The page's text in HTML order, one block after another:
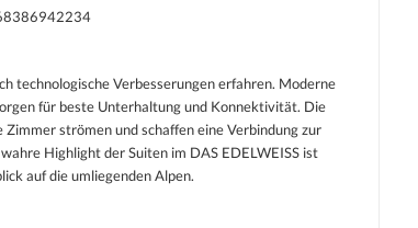
technologische Verbesserungen erfahren. Moderne
für beste Unterhaltung und Konnektivität. Die
strömen und schaffen eine Verbindung zur
Highlight der Suiten im DAS EDELWEISS ist
auf die umliegenden Alpen.